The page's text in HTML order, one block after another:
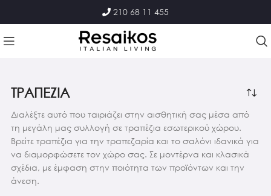
210 68 11 455
ΤΡΑΠΕΖΙΑ
Διαλέξτε αυτό που ταιριάζει στην αισθητική σας μέσα από
τη μεγάλη μας συλλογή σε τραπέζια εσωτερικού χώρου.
Βρείτε τραπέζια για την τραπεζαρία και το σαλόνι ιδανικά για
να διαμορφώσετε τον χώρο σας. Σε μοντέρνα και κλασικά
σχέδια, με έμφαση στην ποιότητα των προϊόντων και την
άνεση.